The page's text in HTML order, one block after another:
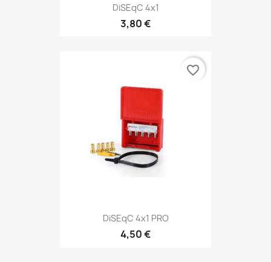
DiSEqC 4x1
3,80 €
DiSEqC 4x1 PRO
4,50 €
favorite_border